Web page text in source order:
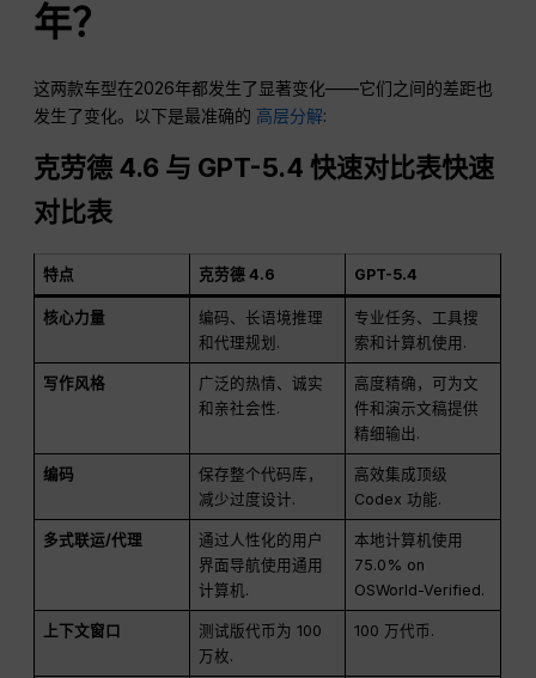
年？
这两款车型在2026年都发生了显著变化——它们之间的差距也
发生了变化。以下是最准确的 高层分解:
克劳德 4.6 与 GPT-5.4 快速对比表快速
对比表
特点 克劳德 4.6 GPT-5.4
核心力量
编码、长语境推理
和代理规划 .
专业任务、工具搜
索和计算机使用 .
写作风格
广泛的热情、诚实
和亲社会性.
高度精确，可为文
件和演示文稿提供
精细输出 .
编码
保存整个代码库，
减少过度设计.
高效集成顶级
Codex 功能.
多式联运/代理
通过人性化的用户
界面导航使用通用
计算机.
本地计算机使用
75.0% on
OSWorld-Verified.
上下文窗口
测试版代币为 100
万枚.
100 万代币 .